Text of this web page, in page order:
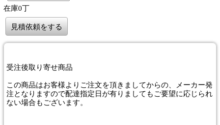
在庫0丁
見積依頼をする
受注後取り寄せ商品
この商品はお客様よりご注文を頂きましてからの、メーカー発
注となりますので配達指定日が有りましてもご要望に応じられ
ない場合もございます。